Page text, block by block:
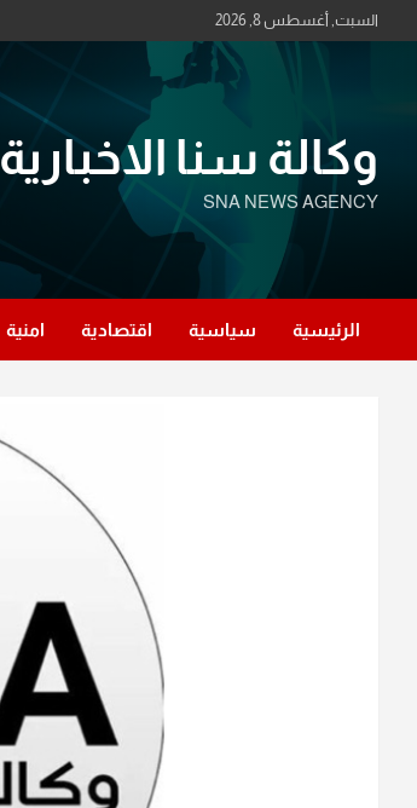
to
السبت, أغسطس 8, 2026
وكالة سنا الاخبارية
SNA NEWS AGENCY
الرئيسية سياسية اقتصادية امنية